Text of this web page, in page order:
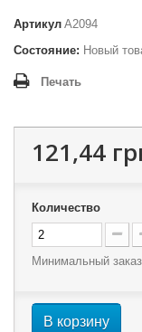
Артикул A2094
Состояние: Новый
Печать
121,44
Количество
Минимальный
В корзину